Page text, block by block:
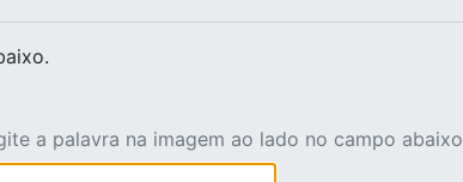
a palavra na imagem ao lado no campo abaixo